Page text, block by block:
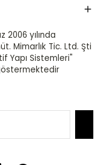
2006 yılında
Mimarlık Tic. Ltd. Şti
Yapı Sistemleri"